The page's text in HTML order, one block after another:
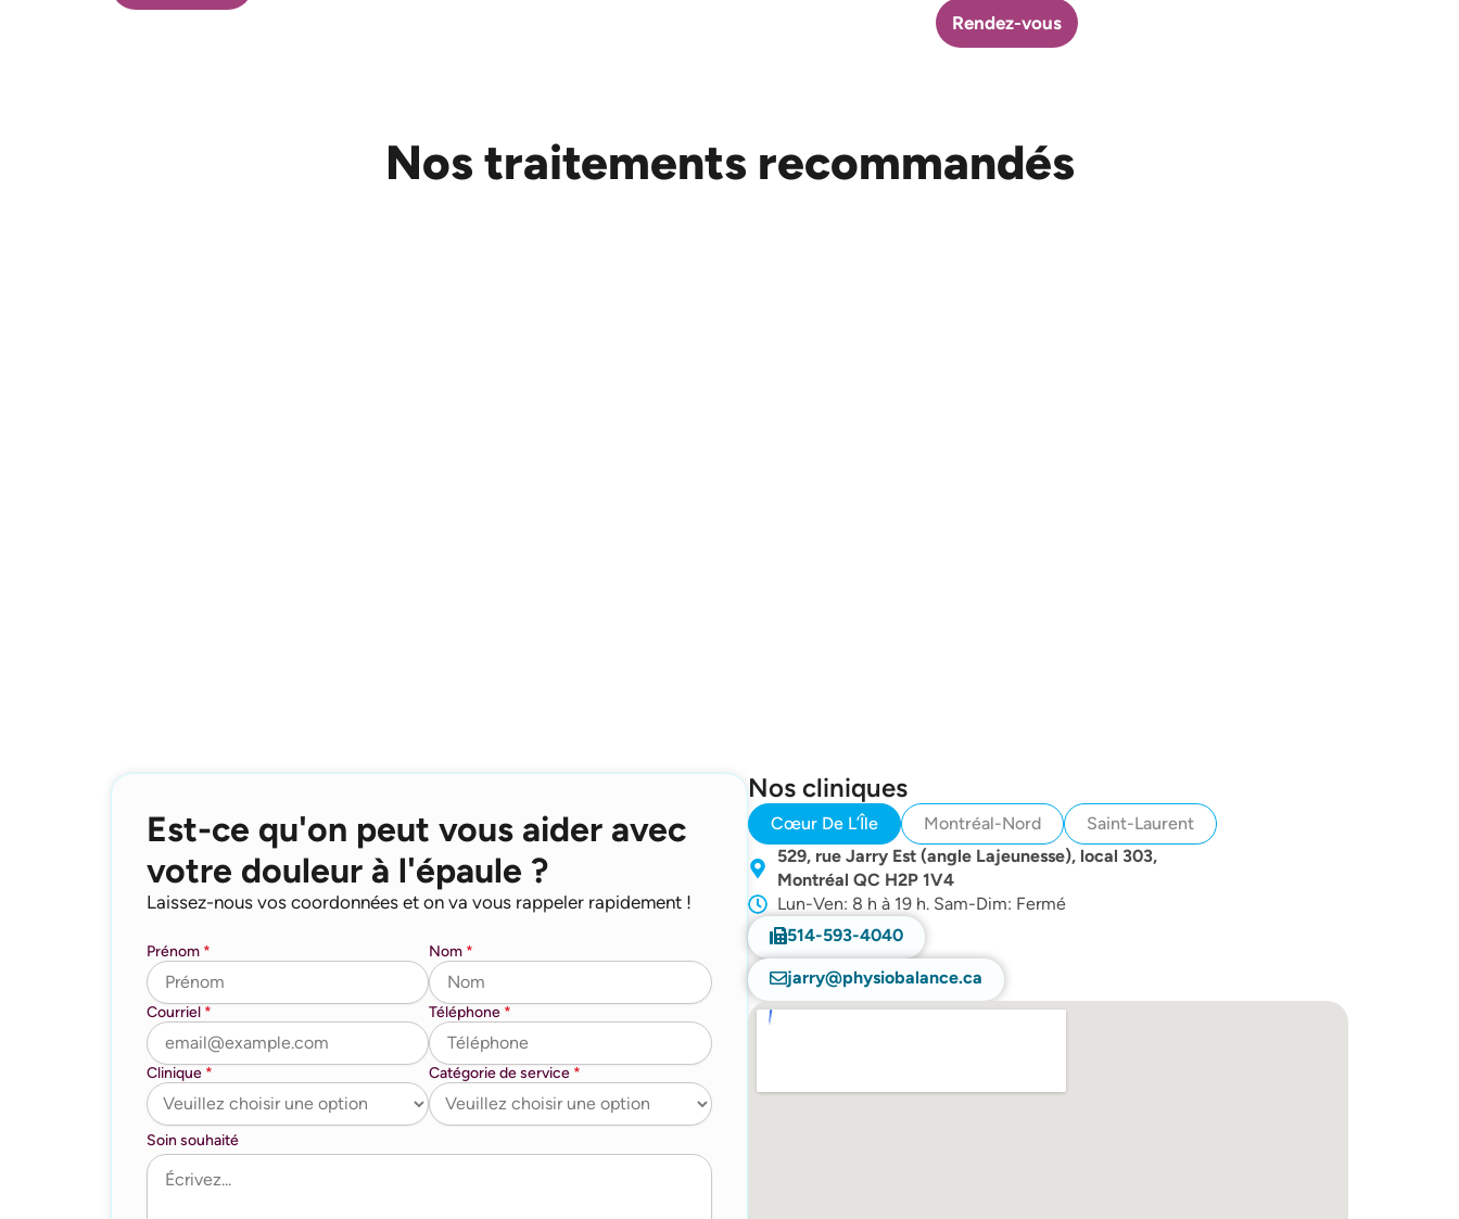
Rendez-vous
Nos traitements recommandés
Est-ce qu'on peut vous aider avec
votre douleur à l'épaule ?
Laissez-nous vos coordonnées et on va vous rappeler rapidement !
Prénom * Nom *
Courriel * Téléphone *
Clinique * Catégorie de service *
Soin souhaité
Nos cliniques
Cœur De L’Île Montréal-Nord
Saint-Laurent
529, rue Jarry Est (angle Lajeunesse), local 303,
Montréal QC H2P 1V4
Lun-Ven: 8 h à 19 h. Sam-Dim: Fermé
514-593-4040
jarry@physiobalance.ca